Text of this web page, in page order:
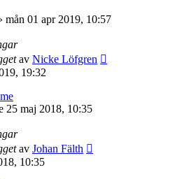
mån 01 apr 2019, 10:57
av Nicke Löfgren
19:32
25 maj 2018, 10:35
av Johan Fälth
10:35